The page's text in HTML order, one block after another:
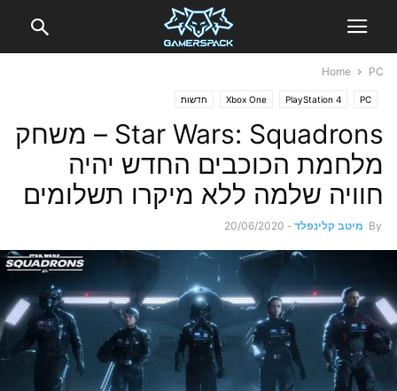
Home PC
PC
PlayStation 4
Xbox One חדשות
Star Wars: Squadrons – משחק
מלחמת הכוכבים החדש יהיה
חוויה שלמה ללא מיקרו תשלומים
By מיטב קלינפלד -
20/06/2020